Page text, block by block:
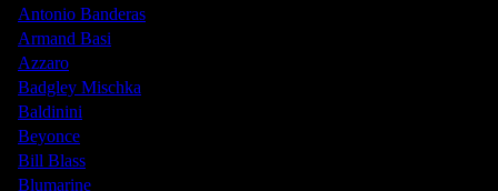
Antonio Banderas
Armand Basi
Azzaro
Badgley Mischka
Baldinini
Beyonce
Bill Blass
Blumarine